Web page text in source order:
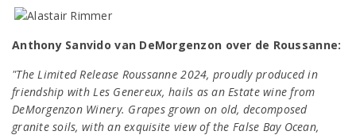
Anthony Sanvido van DeMorgenzon over de Roussanne:
"The Limited Release Roussanne 2024, proudly produced in
friendship with Les Genereux, hails as an Estate wine from
DeMorgenzon Winery. Grapes grown on old, decomposed
granite soils, with an exquisite view of the False Bay Ocean,